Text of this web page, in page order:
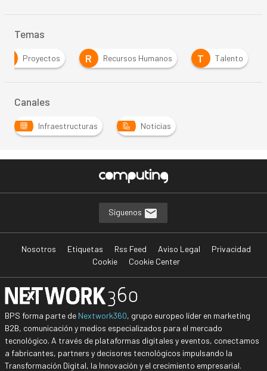
Temas
Proyectos R Recursos Humanos T
Talento
Canales
Infraestructuras
Noticias
Síguenos
Nosotros Etiquetas Rss Feed Aviso Legal
Privacidad
Cookie
Cookie Center
BPS forma parte de Nextwork360, grupo europeo líder en marketing
B2B, comunicación y medios especializados para el mercado
tecnológico. A través de plataformas digitales y eventos, conectamos
a fabricantes, partners y decisores tecnológicos impulsando la
Transformación Digital, la Innovación y el crecimiento empresarial.